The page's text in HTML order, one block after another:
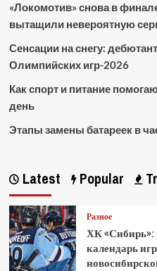
«Локомотив» снова в
вытащили невероятную
Сенсации на снегу:
Олимпийских игр-2026
Как спорт и питание
день
Этапы замены батареек в
Latest Popular
Разное
ХК «Сибирь»:
календарь